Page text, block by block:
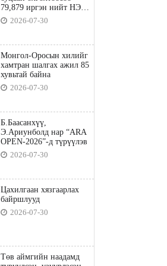
79,879 иргэн нийт НЭГ
ТЭРБУМ төгрөгийн
татвараа төлөв
2026-07-30
Монгол-Оросын хилийг
хамтран шалгах ажил 85
хувьтай байна
2026-07-30
Б.Баасанхүү,
Э.Ариунболд нар “ARA
OPEN-2026”-д түрүүлэв
2026-07-30
Цахилгаан хязгаарлах
байршлууд
2026-07-30
Төв аймгийн наадамд